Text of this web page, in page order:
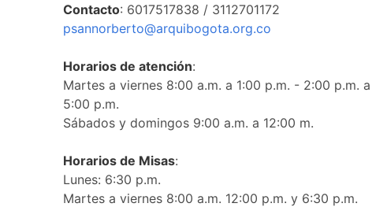
Contacto: 6017517838 / 3112701172
psannorberto@arquibogota.org.co
Horarios de atención:
Martes a viernes 8:00 a.m. a 1:00 p.m. - 2:00 p.m. a
5:00 p.m.
Sábados y domingos 9:00 a.m. a 12:00 m.
Horarios de Misas:
Lunes: 6:30 p.m.
Martes a viernes 8:00 a.m. 12:00 p.m. y 6:30 p.m.